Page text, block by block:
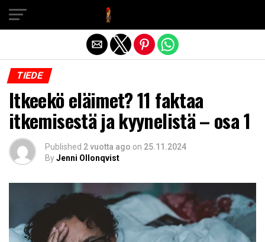
TIEDE
Itkeekö eläimet? 11 faktaa
itkemisestä ja kyynelistä – osa 1
Published 2 vuotta ago on 25.11.2024
ByJenni Ollonqvist
Exit mobile version